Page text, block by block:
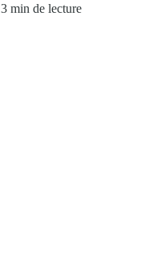
3 min de lecture